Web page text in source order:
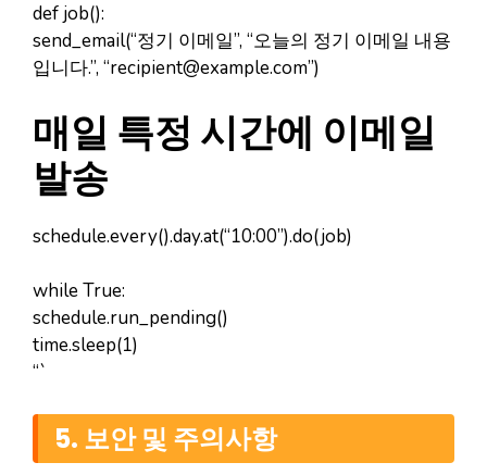
def job():
send_email(“정기 이메일”, “오늘의 정기 이메일 내용
입니다.”, “recipient@example.com”)
매일 특정 시간에 이메일
발송
schedule.every().day.at(“10:00”).do(job)
while True:
schedule.run_pending()
time.sleep(1)
“`
5. 보안 및 주의사항